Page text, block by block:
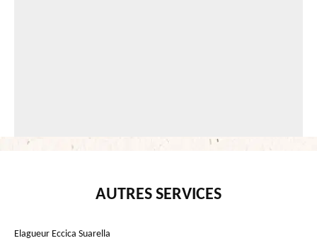
AUTRES SERVICES
Elagueur Eccica Suarella